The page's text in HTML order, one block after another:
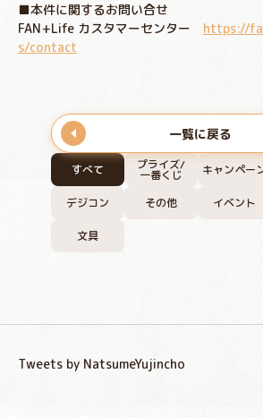
すべて プライズ/
一番くじ キャンペー
デジコン その他 イベント
文具
■本件に関するお問い合せ
FAN+Life カスタマーセンター https://
s/contact
一覧に戻る
Tweets by NatsumeYujincho